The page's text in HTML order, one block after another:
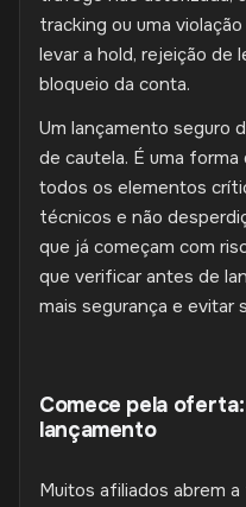
tracking ou uma
levar a hold, rejeição de
bloqueio da conta.
Um lançamento seguro
de cautela. É uma
todos os elementos
técnicos e não
que já começam com
que verificar antes de
mais segurança e evitar
Comece pela
lançamento
Muitos afiliados abrem